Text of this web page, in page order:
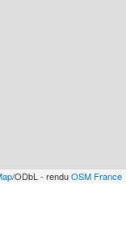
/ODbL - renduOSM France